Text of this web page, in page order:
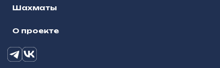
Шахматы
О проекте